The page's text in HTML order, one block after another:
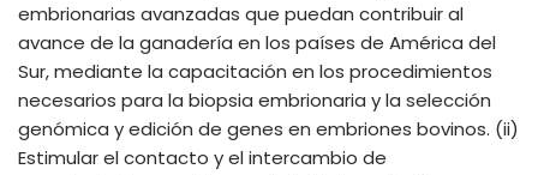
embrionarias avanzadas que puedan contribuir al
avance de la ganadería en los países de América del
Sur, mediante la capacitación en los procedimientos
necesarios para la biopsia embrionaria y la selección
genómica y edición de genes en embriones bovinos. (ii)
Estimular el contacto y el intercambio de